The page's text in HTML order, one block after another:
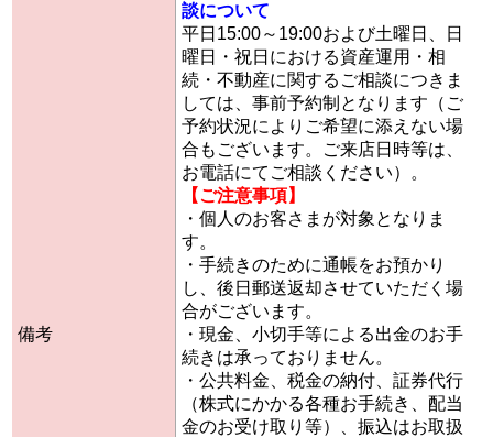
備考
談について
平日15:00～19:00および土曜日、日
曜日・祝日における資産運用・相
続・不動産に関するご相談につきま
しては、事前予約制となります（ご
予約状況によりご希望に添えない場
合もございます。ご来店日時等は、
お電話にてご相談ください）。
【ご注意事項】
・個人のお客さまが対象となりま
す。
・手続きのために通帳をお預かり
し、後日郵送返却させていただく場
合がございます。
・現金、小切手等による出金のお手
続きは承っておりません。
・公共料金、税金の納付、証券代行
（株式にかかる各種お手続き、配当
金のお受け取り等）、振込はお取扱